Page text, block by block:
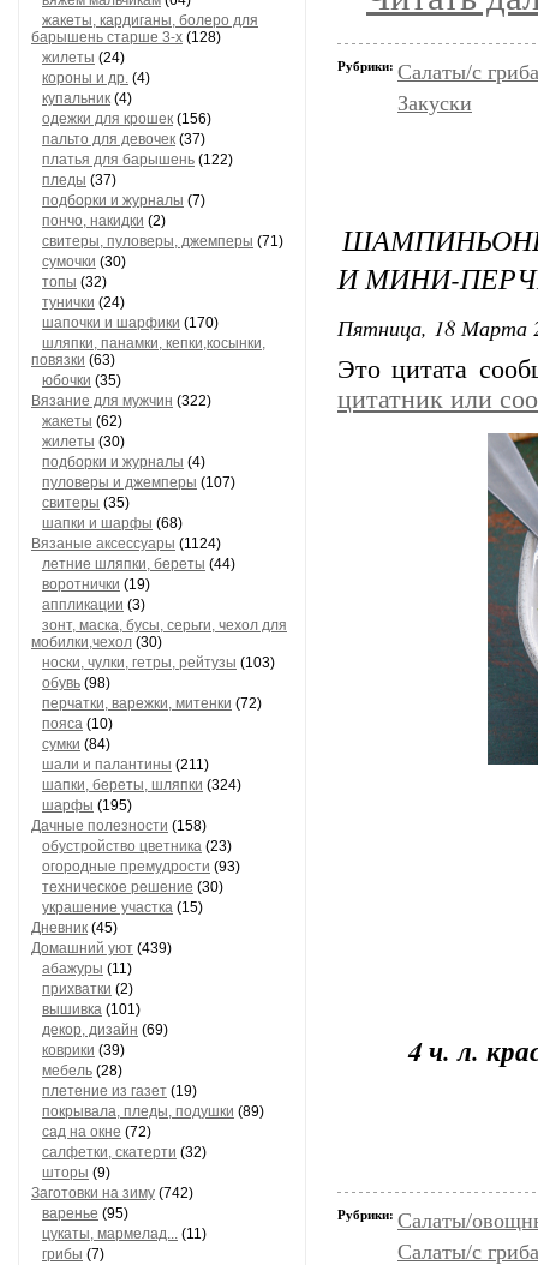
жакеты, кардиганы, болеро для
барышень старше 3-х (128)
жилеты (24)
короны и др. (4)
купальник (4)
одежки для крошек (156)
пальто для девочек (37)
платья для барышень (122)
пледы (37)
подборки и журналы (7)
пончо, накидки (2)
свитеры, пуловеры, джемперы (71)
сумочки (30)
топы (32)
тунички (24)
шапочки и шарфики (170)
шляпки, панамки, кепки,косынки,
повязки (63)
юбочки (35)
Вязание для мужчин (322)
жакеты (62)
жилеты (30)
подборки и журналы (4)
пуловеры и джемперы (107)
свитеры (35)
шапки и шарфы (68)
Вязаные аксессуары (1124)
летние шляпки, береты (44)
воротнички (19)
аппликации (3)
зонт, маска, бусы, серьги, чехол для
мобилки,чехол (30)
носки, чулки, гетры, рейтузы (103)
обувь (98)
перчатки, варежки, митенки (72)
пояса (10)
сумки (84)
шали и палантины (211)
шапки, береты, шляпки (324)
шарфы (195)
Дачные полезности (158)
обустройство цветника (23)
огородные премудрости (93)
техническое решение (30)
украшение участка (15)
Дневник (45)
Домашний уют (439)
абажуры (11)
прихватки (2)
вышивка (101)
декор, дизайн (69)
коврики (39)
мебель (28)
плетение из газет (19)
покрывала, пледы, подушки (89)
сад на окне (72)
салфетки, скатерти (32)
шторы (9)
Заготовки на зиму (742)
варенье (95)
цукаты, мармелад... (11)
грибы (7)
Рубрики: Салаты/с
Закуски
И МИНИ-
Пятница, 18 Марта
Это цитата
цитатник или
4 ч. л.
Рубрики: Салаты/
Салаты/с